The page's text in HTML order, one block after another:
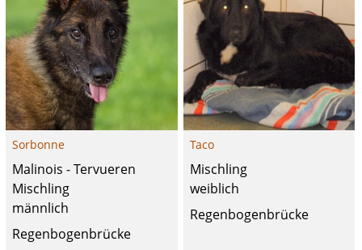
Sorbonne
Malinois - Tervueren
Mischling
männlich
Regenbogenbrücke
Taco
Mischling
weiblich
Regenbogenbrücke